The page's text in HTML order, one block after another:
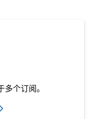
个订阅。